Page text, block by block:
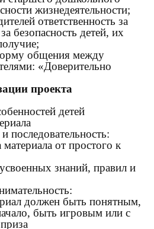
жизнедеятельности;
ответственность за
безопасность детей, их
общения между
«Доверительно
проекта
детей
последовательность:
материала от простого к
знаний, правил и
должен быть понятным,
быть игровым или с